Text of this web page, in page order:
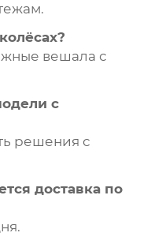
вешала с
с
решения с
доставка по